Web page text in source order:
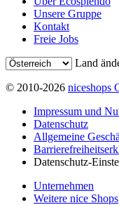
Unsere Gruppe
Kontakt
Freie Jobs
Land
© 2010-2026 niceshops
Impressum und
Datenschutz
Allgemeine
Datenschutz-
Unternehmen
Weitere nice Shops